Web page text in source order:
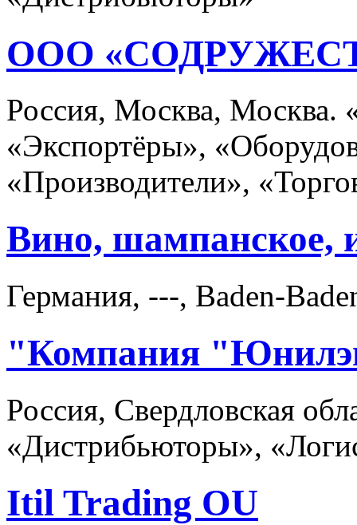
ООО
Россия, Москва, Москва.
«Экспортёры»,
«Производители»,
Вино, шампанское,
Германия, ---, Baden-
"Компания
Россия, Свердловская
«Дистрибьюторы»,
Itil Trading OU